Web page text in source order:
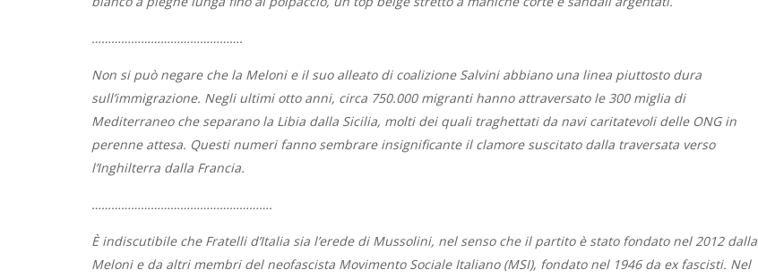
……………………………………….
Non si può negare che la Meloni e il suo alleato di coalizione Salvini abbiano una linea piuttosto dura
sull’immigrazione. Negli ultimi otto anni, circa 750.000 migranti hanno attraversato le 300 miglia di
Mediterraneo che separano la Libia dalla Sicilia, molti dei quali traghettati da navi caritatevoli delle ONG in
perenne attesa. Questi numeri fanno sembrare insignificante il clamore suscitato dalla traversata verso
l’Inghilterra dalla Francia.
……………………………………………….
È indiscutibile che Fratelli d’Italia sia l’erede di Mussolini, nel senso che il partito è stato fondato nel 2012 dalla
Meloni e da altri membri del neofascista Movimento Sociale Italiano (MSI), fondato nel 1946 da ex fascisti. Nel